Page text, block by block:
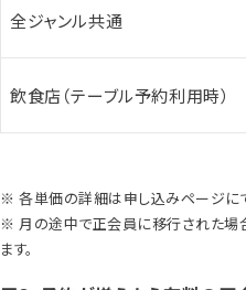
全ジャンル共通
飲食店（テーブル予約利用時）
※ 各単価の詳細は申し込みページに
※ 月の途中で正会員に移行された場
ます。